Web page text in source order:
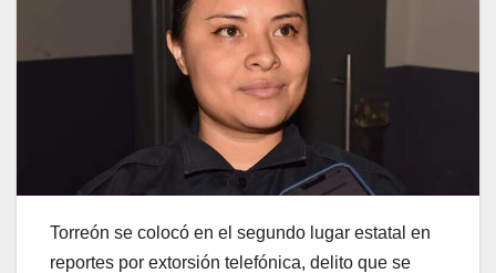
Torreón se colocó en el segundo lugar estatal en
reportes por extorsión telefónica, delito que se